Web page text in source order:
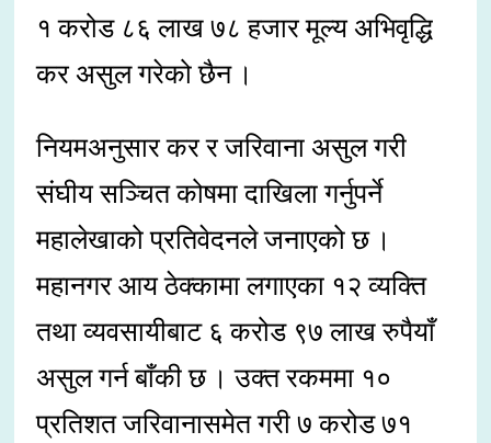
१ करोड ८६ लाख ७८ हजार मूल्य अभिवृद्धि
कर असुल गरेको छैन ।
नियमअनुसार कर र जरिवाना असुल गरी
संघीय सञ्चित कोषमा दाखिला गर्नुपर्ने
महालेखाको प्रतिवेदनले जनाएको छ ।
महानगर आय ठेक्कामा लगाएका १२ व्यक्ति
तथा व्यवसायीबाट ६ करोड ९७ लाख रुपैयाँ
असुल गर्न बाँकी छ । उक्त रकममा १०
प्रतिशत जरिवानासमेत गरी ७ करोड ७१